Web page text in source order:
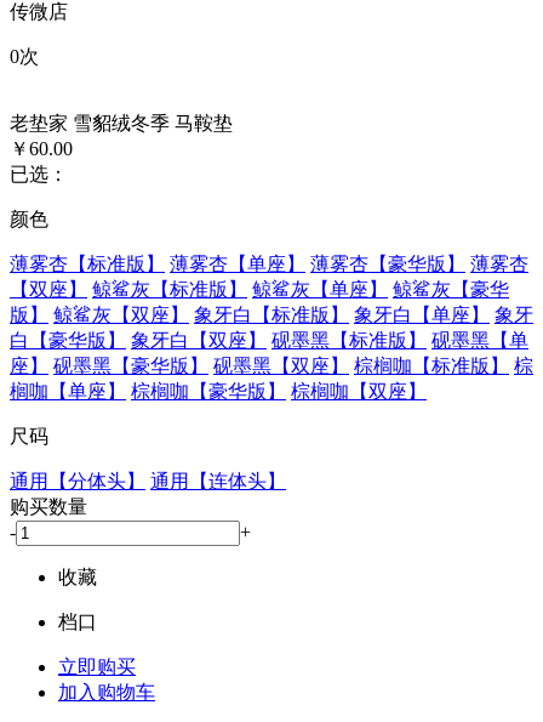
传微店
0次
老垫家 雪貂绒冬季 马鞍垫
￥60.00
已选：
颜色
薄雾杏【标准版】 薄雾杏【单座】 薄雾杏【豪华版】
薄雾杏
【双座】
鲸鲨灰【标准版】 鲸鲨灰【单座】
鲸鲨灰【豪华
版】
鲸鲨灰【双座】 象牙白【标准版】 象牙白【单座】
象牙
白【豪华版】
象牙白【双座】 砚墨黑【标准版】
砚墨黑【单
座】
砚墨黑【豪华版】 砚墨黑【双座】 棕榈咖【标准版】
棕
榈咖【单座】
棕榈咖【豪华版】 棕榈咖【双座】
尺码
通用【分体头】
通用【连体头】
购买数量
-
+
收藏
档口
立即购买
加入购物车